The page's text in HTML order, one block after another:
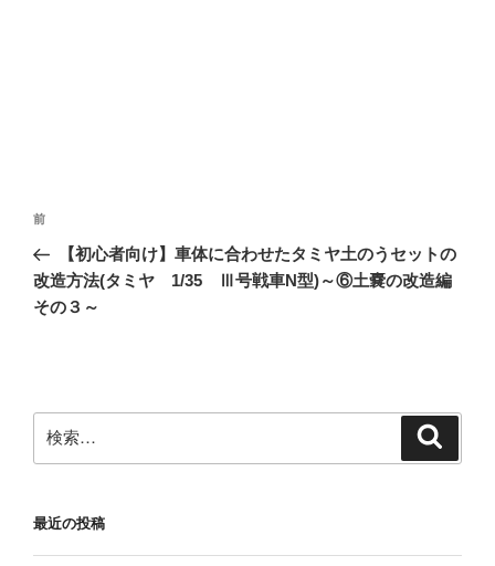
投
ナ
ビ
ョ
前
の
投
稿
前
【初心者向け】車体に合わせたタミヤ土のうセットの
改造方法(タミヤ 1/35 Ⅲ号戦車N型)～⑥土嚢の改造編
その３～
索:
最近の投稿